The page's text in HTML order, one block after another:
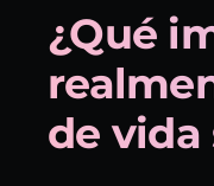
¿Qué
de vida